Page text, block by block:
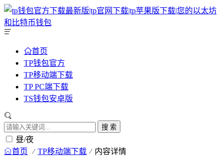
首页
TP钱包官方
TP移动端下载
TP PC端下载
TS钱包安卓版
搜 索
昼/夜
首页 TP移动端下载 内容详情